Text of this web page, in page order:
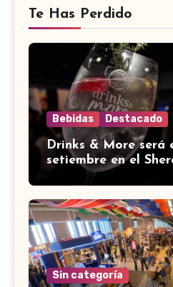
Te Has Perdido
Bebidas Destacado
Drinks & More será
setiembre en el
Sin categoría